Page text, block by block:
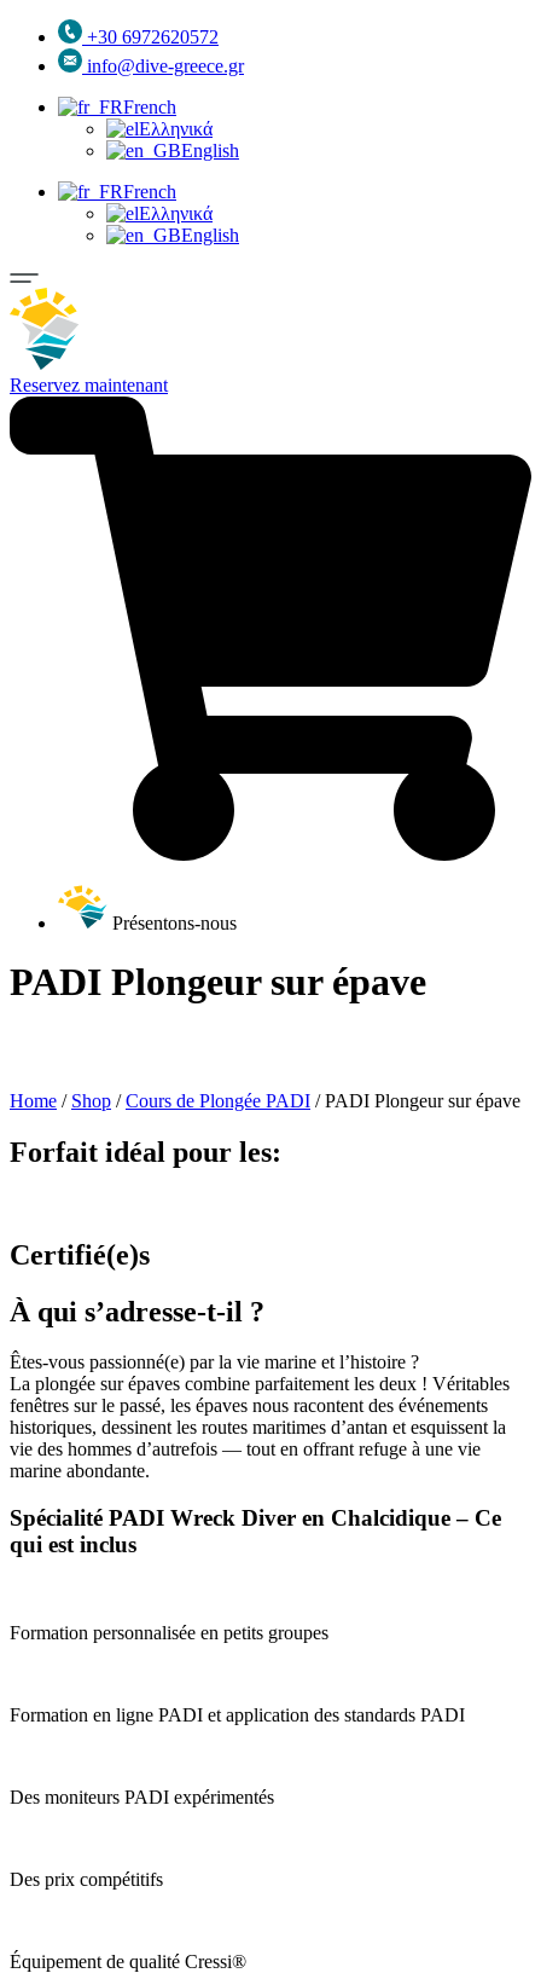
+30 6972620572
info@dive-greece.gr
French
Ελληνικά
English
French
Ελληνικά
English
Reservez maintenant
Présentons-nous
PADI Plongeur sur épave
Home / Shop /Cours de Plongée PADI /PADI Plongeur sur épave
Forfait idéal pour les:
Certifié(e)s
À qui s’adresse-t-il ?
Êtes-vous passionné(e) par la vie marine et l’histoire ?
La plongée sur épaves combine parfaitement les deux ! Véritables
fenêtres sur le passé, les épaves nous racontent des événements
historiques, dessinent les routes maritimes d’antan et esquissent la
vie des hommes d’autrefois — tout en offrant refuge à une vie
marine abondante.
Spécialité PADI Wreck Diver en Chalcidique – Ce
qui est inclus
Formation personnalisée en petits groupes
Formation en ligne PADI et application des standards PADI
Des moniteurs PADI expérimentés
Des prix compétitifs
Équipement de qualité Cressi®